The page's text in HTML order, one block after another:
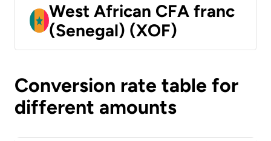
West African CFA franc
(Senegal) (XOF)
Conversion rate table for
different amounts